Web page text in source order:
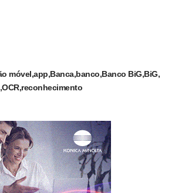
móvel app Banca banco Banco BiG BiG
OCR reconhecimento